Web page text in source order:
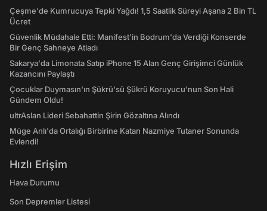
Çeşme'de Kumrucuya Tepki Yağdı! 1,5 Saatlik Süreyi Aşana 2 Bin TL
Ücret
Güvenlik Müdahale Etti: Manifest'in Bodrum'da Verdiği Konserde
Bir Genç Sahneye Atladı
Sakarya'da Limonata Satıp iPhone 15 Alan Genç Girişimci Günlük
Kazancını Paylaştı
Çocuklar Duymasın'ın Şükrü'sü Şükrü Koruyucu'nun Son Hali
Gündem Oldu!
ultrAslan Lideri Sebahattin Şirin Gözaltına Alındı
Müge Anlı'da Ortalığı Birbirine Katan Nazmiye Tutaner Sonunda
Evlendi!
Hızlı Erişim
Hava Durumu
Son Depremler Listesi